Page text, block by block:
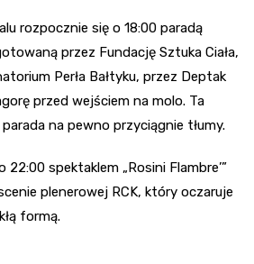
rozpocznie się o 18:00 paradą
przez Fundację Sztuka Ciała,
Perła Bałtyku, przez Deptak
przed wejściem na molo. Ta
na pewno przyciągnie tłumy.
22:00 spektaklem „Rosini Flambre’”
plenerowej RCK, który oczaruje
formą.